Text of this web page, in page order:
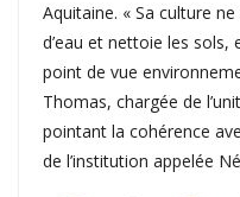
Aquitaine. « Sa culture
d’eau et nettoie les sols,
point de vue
Thomas, chargée de
pointant la cohérence
de l’institution appelée